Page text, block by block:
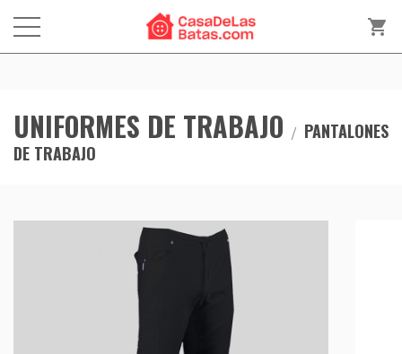
shopping_cart
UNIFORMES DE TRABAJO
PANTALONES
DE TRABAJO